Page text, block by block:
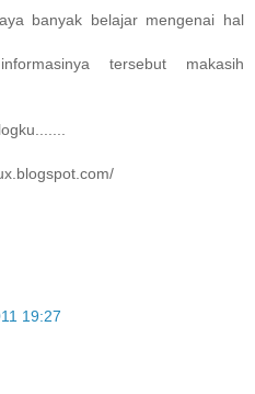
banyak belajar mengenai hal
tersebut makasih
19:27